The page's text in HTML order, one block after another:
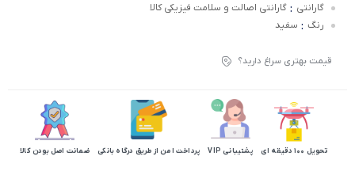
گارانتی : گارانتی اصالت و سلامت فیزیکی کالا
رنگ : سفید
قیمت بهتری سراغ دارید؟
تحویل 100 دقیقه ای پشتیبانی VIP پرداخت امن از طریق درگاه بانکی ضمانت اصل بودن کالا